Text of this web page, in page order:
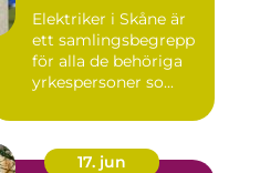
Elektriker i Skåne är
ett samlingsbegrepp
för alla de behöriga
yrkespersoner so...
17. jun